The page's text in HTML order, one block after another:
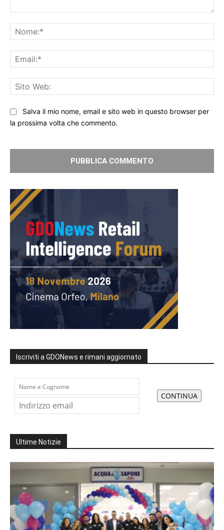
Salva il mio nome, email e sito web in questo browser per
la prossima volta che commento.
Iscriviti a GDONews e rimani aggiornato
Ultime Notizie